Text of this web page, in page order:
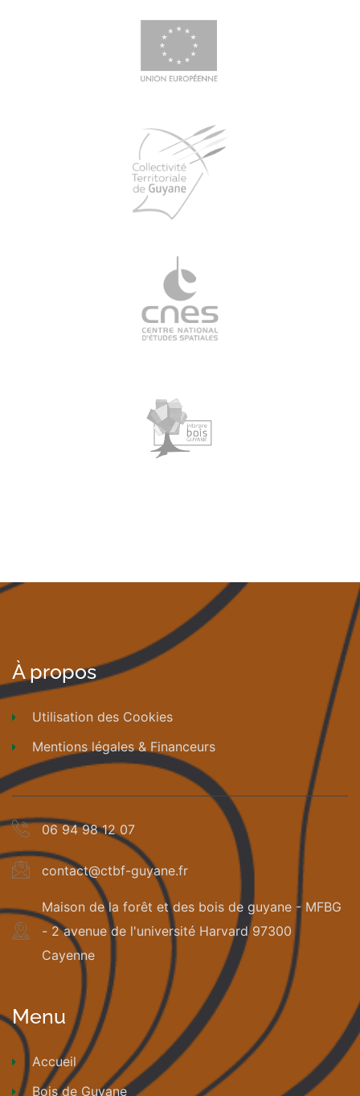
À propos
Utilisation des Cookies
Mentions légales & Financeurs
06 94 98 12 07
contact@ctbf-guyane.fr
Maison de la forêt et des bois de guyane - MFBG
- 2 avenue de l'université Harvard 97300
Cayenne
Menu
Accueil
Bois de Guyane